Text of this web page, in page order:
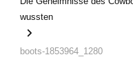
wussten
boots-1853964_1280